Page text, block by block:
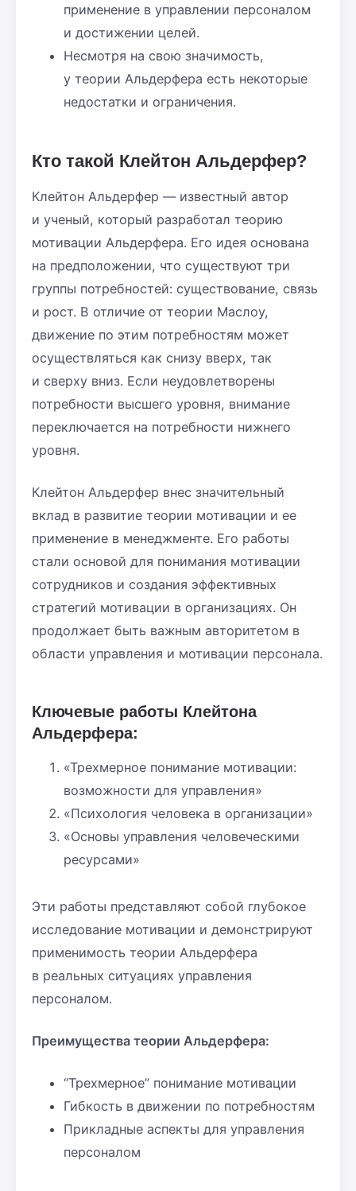
применение в управлении персоналом
и достижении целей.
Несмотря на свою значимость,
у теории Альдерфера есть некоторые
недостатки и ограничения.
Кто такой Клейтон Альдерфер?
Клейтон Альдерфер — известный автор
и ученый, который разработал теорию
мотивации Альдерфера. Его идея основана
на предположении, что существуют три
группы потребностей: существование, связь
и рост. В отличие от теории Маслоу,
движение по этим потребностям может
осуществляться как снизу вверх, так
и сверху вниз. Если неудовлетворены
потребности высшего уровня, внимание
переключается на потребности нижнего
уровня.
Клейтон Альдерфер внес значительный
вклад в развитие теории мотивации и ее
применение в менеджменте. Его работы
стали основой для понимания мотивации
сотрудников и создания эффективных
стратегий мотивации в организациях. Он
продолжает быть важным авторитетом в
области управления и мотивации персонала.
Ключевые работы Клейтона
Альдерфера:
«Трехмерное понимание мотивации:
возможности для управления»
«Психология человека в организации»
«Основы управления человеческими
ресурсами»
Эти работы представляют собой глубокое
исследование мотивации и демонстрируют
применимость теории Альдерфера
в реальных ситуациях управления
персоналом.
Преимущества теории Альдерфера:
“Трехмерное” понимание мотивации
Гибкость в движении по потребностям
Прикладные аспекты для управления
персоналом